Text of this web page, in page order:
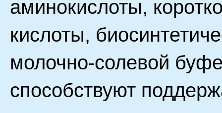
аминокислоты,
кислоты,
молочно-солевой
способствуют